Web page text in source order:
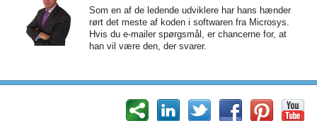
Som en af de ledende udviklere har hans hænder
rørt det meste af koden i softwaren fra Microsys.
Hvis du e-mailer spørgsmål, er chancerne for, at
han vil være den, der svarer.